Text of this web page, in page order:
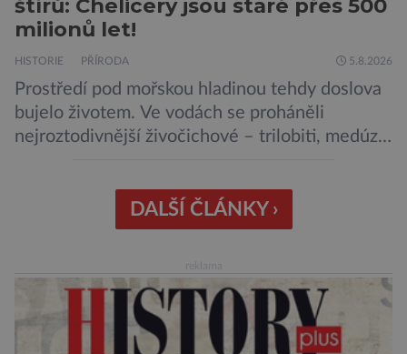
milionů let!
HISTORIE PŘÍRODA 5.8.2026
Prostředí pod mořskou hladinou tehdy doslova
bujelo životem. Ve vodách se proháněli
nejroztodivnější živočichové – trilobiti, medúzy
zárodky zbraní typických pro dnešní pavouky.
Pavouci, štíři či klíšťata jsou členovci patřící do
chelicerami, které u nich představují právě […]
DALŠÍ ČLÁNKY ›